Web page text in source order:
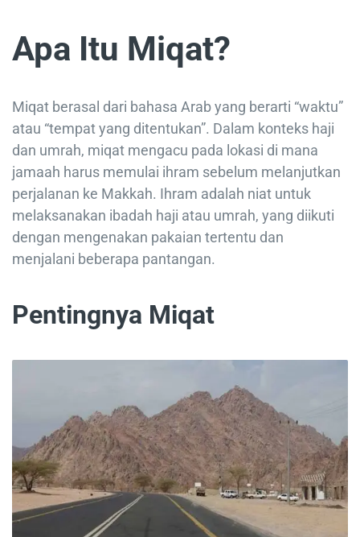
Apa Itu Miqat?
Miqat berasal dari bahasa Arab yang berarti “waktu”
atau “tempat yang ditentukan”. Dalam konteks haji
dan umrah, miqat mengacu pada lokasi di mana
jamaah harus memulai ihram sebelum melanjutkan
perjalanan ke Makkah. Ihram adalah niat untuk
melaksanakan ibadah haji atau umrah, yang diikuti
dengan mengenakan pakaian tertentu dan
menjalani beberapa pantangan.
Pentingnya Miqat